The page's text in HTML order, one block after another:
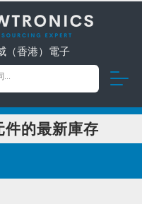
（香港）電子
件的最新庫存